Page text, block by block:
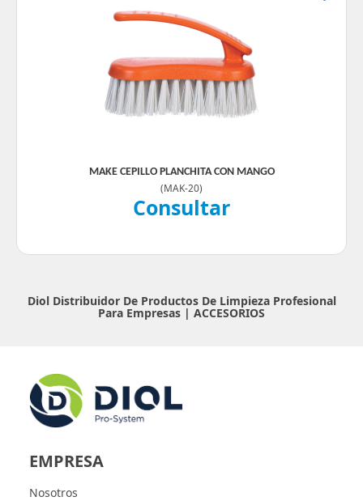
MAKE CEPILLO PLANCHITA CON MANGO
(MAK-20)
Consultar
Diol Distribuidor De Productos De Limpieza Profesional
Para Empresas | ACCESORIOS
EMPRESA
Nosotros